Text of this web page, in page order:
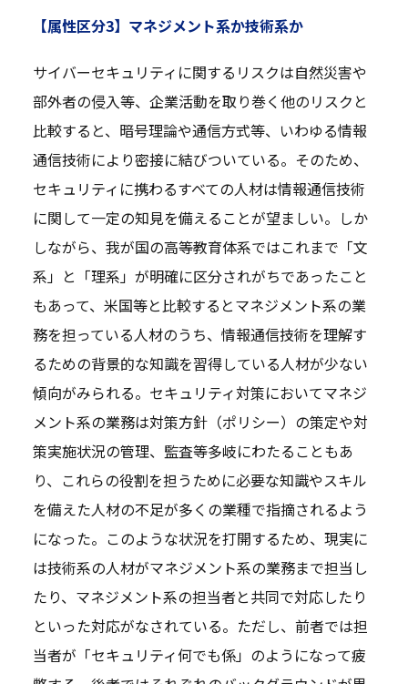
【属性区分3】マネジメント系か技術系か
サイバーセキュリティに関するリスクは自然災害や
部外者の侵入等、企業活動を取り巻く他のリスクと
比較すると、暗号理論や通信方式等、いわゆる情報
通信技術により密接に結びついている。そのため、
セキュリティに携わるすべての人材は情報通信技術
に関して一定の知見を備えることが望ましい。しか
しながら、我が国の高等教育体系ではこれまで「文
系」と「理系」が明確に区分されがちであったこと
もあって、米国等と比較するとマネジメント系の業
務を担っている人材のうち、情報通信技術を理解す
るための背景的な知識を習得している人材が少ない
傾向がみられる。セキュリティ対策においてマネジ
メント系の業務は対策方針（ポリシー）の策定や対
策実施状況の管理、監査等多岐にわたることもあ
り、これらの役割を担うために必要な知識やスキル
を備えた人材の不足が多くの業種で指摘されるよう
になった。このような状況を打開するため、現実に
は技術系の人材がマネジメント系の業務まで担当し
たり、マネジメント系の担当者と共同で対応したり
といった対応がなされている。ただし、前者では担
当者が「セキュリティ何でも係」のようになって疲